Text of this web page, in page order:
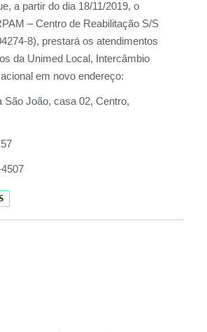
a partir do dia 18/11/2019, o
– Centro de Reabilitação S/S
8), prestará os atendimentos
da Unimed Local, Intercâmbio
em novo endereço:
São João, casa 02, Centro,